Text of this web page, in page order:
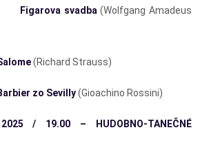
Figarova svadba(Wolfgang Amadeus
(Richard Strauss)
zo Sevilly(Gioachino Rossini)
/ 19.00 – HUDOBNO-TANEČNÉ